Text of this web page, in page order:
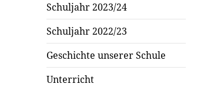
Schuljahr 2023/24
Schuljahr 2022/23
Geschichte unserer Schule
Unterricht